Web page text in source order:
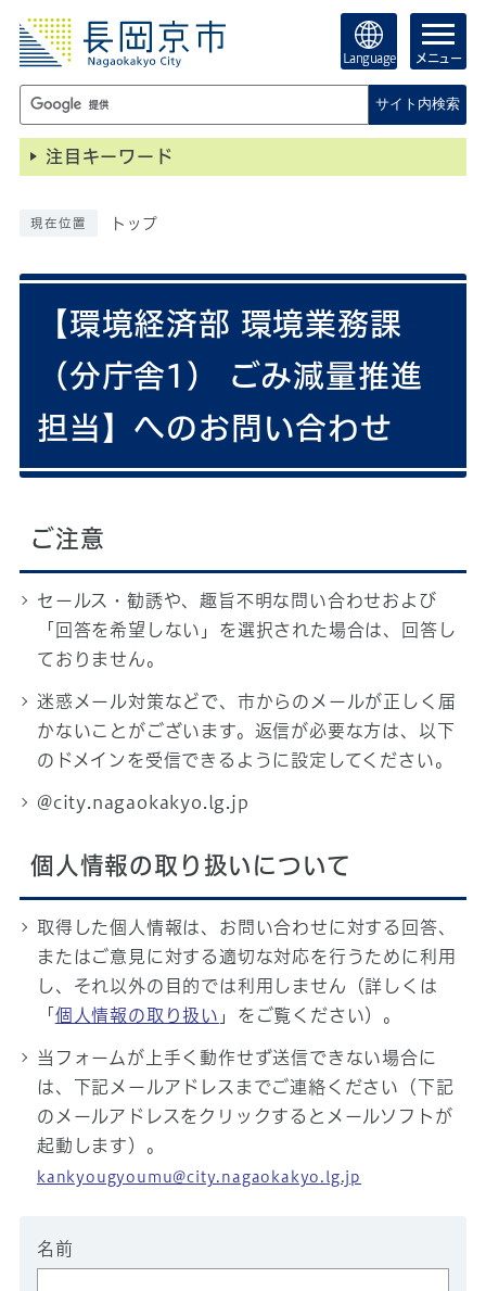
Language メニュー
サイト内検索
注目キーワード
現在位置 トップ
【環境経済部 環境業務課
（分庁舎1） ごみ減量推進
担当】へのお問い合わせ
ご注意
セールス・勧誘や、趣旨不明な問い合わせおよび
「回答を希望しない」を選択された場合は、回答し
ておりません。
迷惑メール対策などで、市からのメールが正しく届
かないことがございます。返信が必要な方は、以下
のドメインを受信できるように設定してください。
@city.nagaokakyo.lg.jp
個人情報の取り扱いについて
取得した個人情報は、お問い合わせに対する回答、
またはご意見に対する適切な対応を行うために利用
し、それ以外の目的では利用しません（詳しくは
「 個人情報の取り扱い 」をご覧ください）。
当フォームが上手く動作せず送信できない場合に
は、下記メールアドレスまでご連絡ください（下記
のメールアドレスをクリックするとメールソフトが
起動します）。
kankyougyoumu@city.nagaokakyo.lg.jp
名前